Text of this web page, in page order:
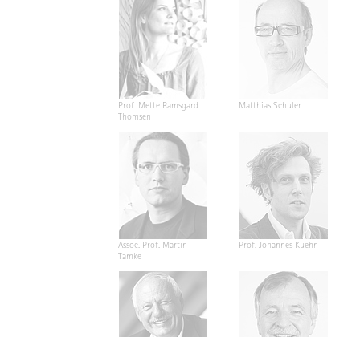
Prof. Mette Ramsgard
Thomsen
Matthias Schuler
Assoc. Prof. Martin
Tamke
Prof. Johannes Kuehn